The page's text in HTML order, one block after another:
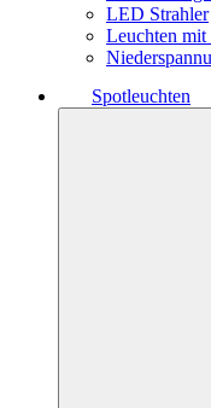
LED Strahler
Leuchten mit
Spotleuchten